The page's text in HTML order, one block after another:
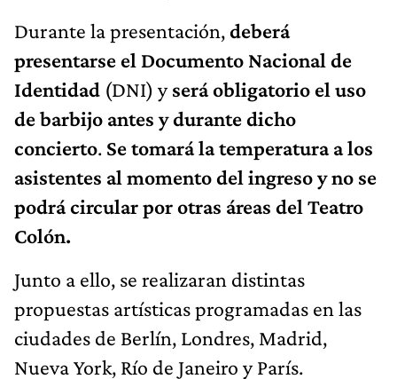
Durante la presentación,deberá
presentarse el Documento Nacional de
Identidad (DNI) yserá obligatorio el uso
de barbijo antes y durante dicho
concierto. Se tomará la temperatura a los
asistentes al momento del ingreso y no se
podrá circular por otras áreas del Teatro
Colón.
Junto a ello, se realizaran distintas
propuestas artísticas programadas en las
ciudades de Berlín, Londres, Madrid,
Nueva York, Río de Janeiro y París.